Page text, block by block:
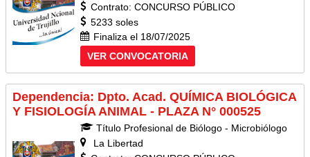
Contrato: CONCURSO PÚBLICO
5233 soles
Finaliza el 18/07/2025
VER CONVOCATORIA
Dependencia: Dpto. Acad. QUÍMICA BIOLÓGICA
Y FISIOLOGÍA ANIMAL - PLAZA N° 000525
Título Profesional de Biólogo - Microbiólogo
La Libertad